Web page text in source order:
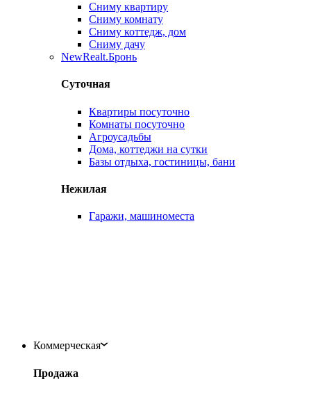
Сниму квартиру
Сниму комнату
Сниму коттедж, дом
Сниму дачу
NewRealt.Бронь
Суточная
Квартиры посуточно
Комнаты посуточно
Агроусадьбы
Дома, коттеджи на сутки
Базы отдыха, гостиницы, бани
Нежилая
Гаражи, машиноместа
Коммерческая
Продажа